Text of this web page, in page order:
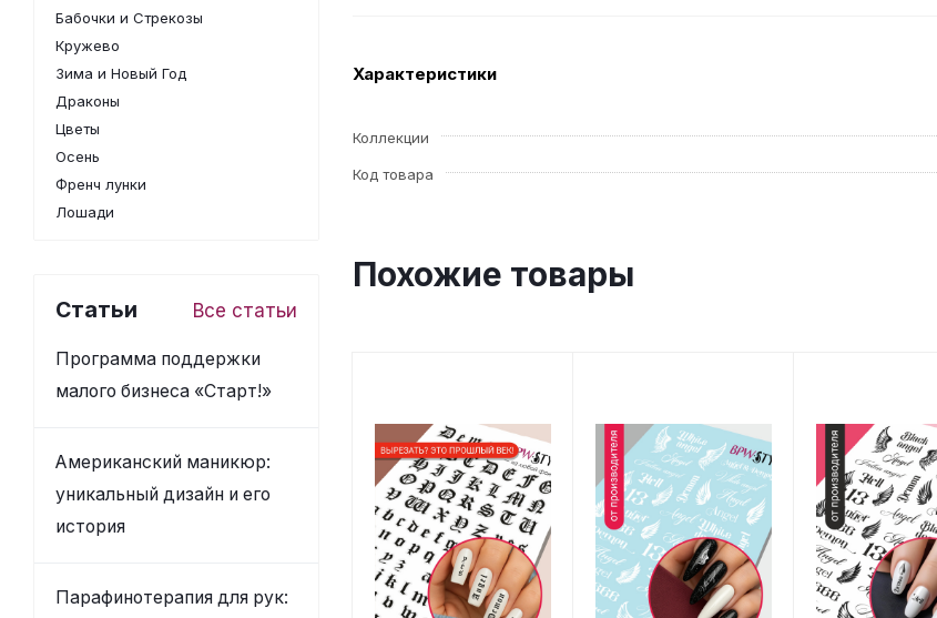
Характеристики
Коллекции
Код товара
Похожие товары
Бабочки и Стрекозы
Кружево
Зима и Новый Год
Драконы
Цветы
Осень
Френч лунки
Лошади
Статьи Все статьи
Программа поддержки
малого бизнеса «Старт!»
Американский маникюр:
уникальный дизайн и его
история
Парафинотерапия для рук: